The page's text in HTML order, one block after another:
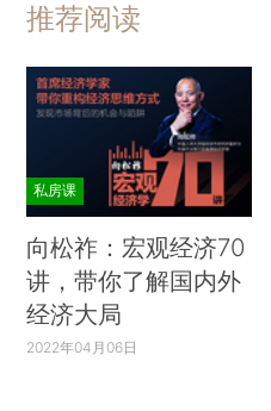
推荐阅读
私房课
向松祚：宏观经济70
讲，带你了解国内外
经济大局
2022年04月06日